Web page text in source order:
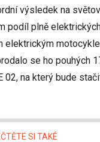
výsledek na
podíl plně
elektrickým
se ho pouhých
02, na který bude
SI TAKÉ